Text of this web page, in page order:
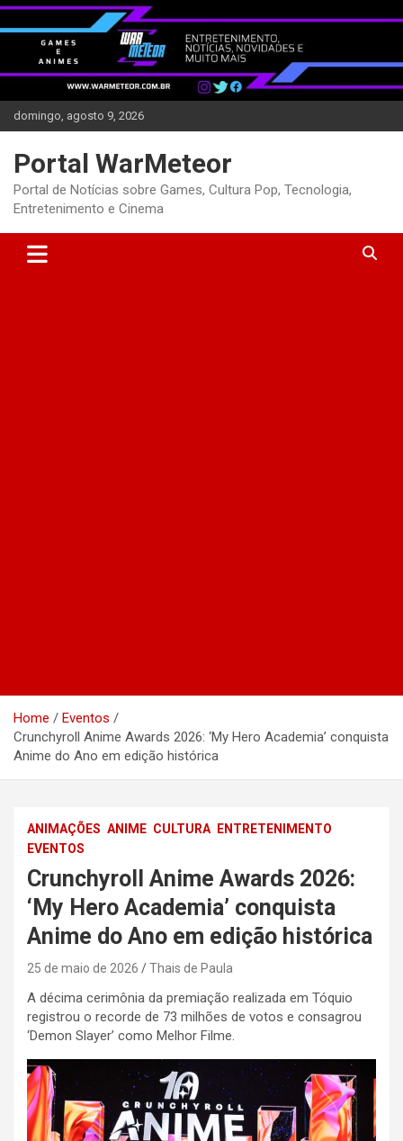
Skip
to
content
domingo, agosto 9, 2026
Portal WarMeteor
Portal de Notícias sobre Games, Cultura Pop, Tecnologia,
Entretenimento e Cinema
Home
Eventos
Crunchyroll Anime Awards 2026: ‘My Hero Academia’ conquista
Anime do Ano em edição histórica
ANIMAÇÕES ANIME CULTURA
ENTRETENIMENTO
EVENTOS
Crunchyroll Anime Awards 2026:
‘My Hero Academia’ conquista
Anime do Ano em edição histórica
25 de maio de 2026 Thais de Paula
A décima cerimônia da premiação realizada em Tóquio
registrou o recorde de 73 milhões de votos e consagrou
‘Demon Slayer’ como Melhor Filme.